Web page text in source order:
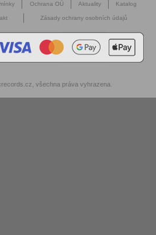
Ochrana OÚ Aktuality Katalog
Zásady ochrany osobních údajů
, všechna práva vyhrazena.